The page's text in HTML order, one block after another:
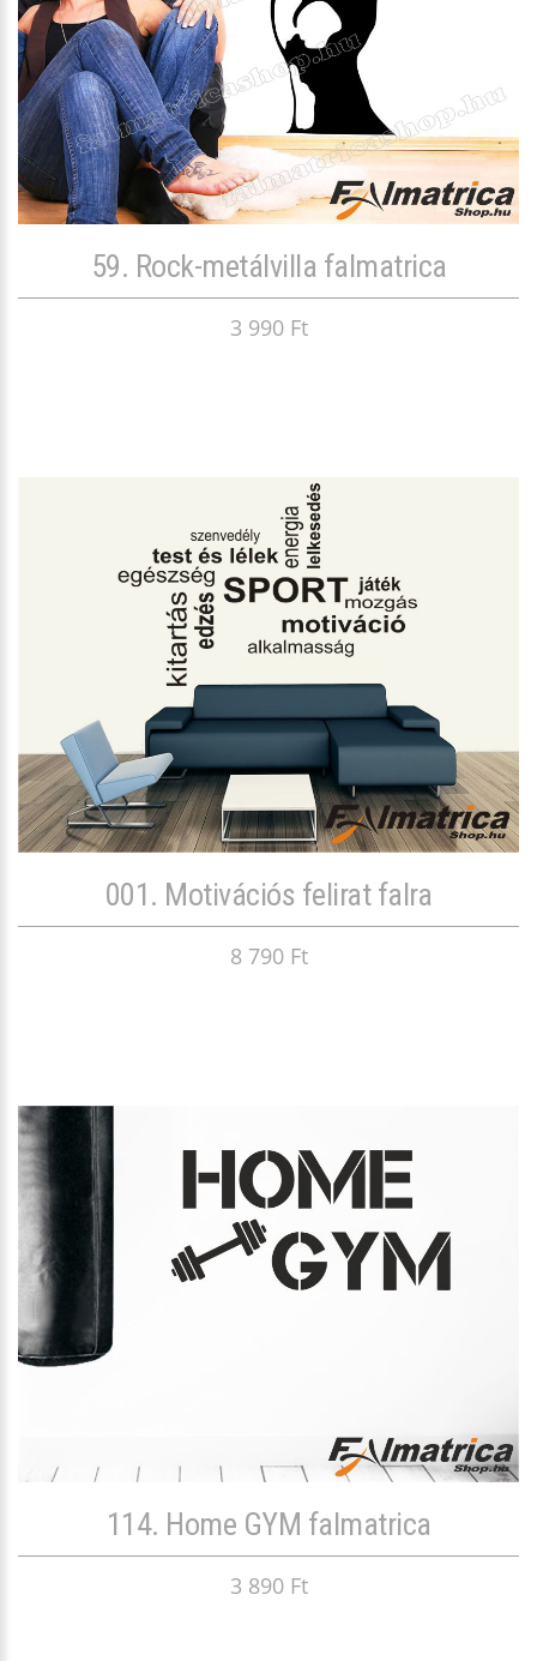
59. Rock-metálvilla falmatrica
3 990 Ft
001. Motivációs felirat falra
8 790 Ft
114. Home GYM falmatrica
3 890 Ft